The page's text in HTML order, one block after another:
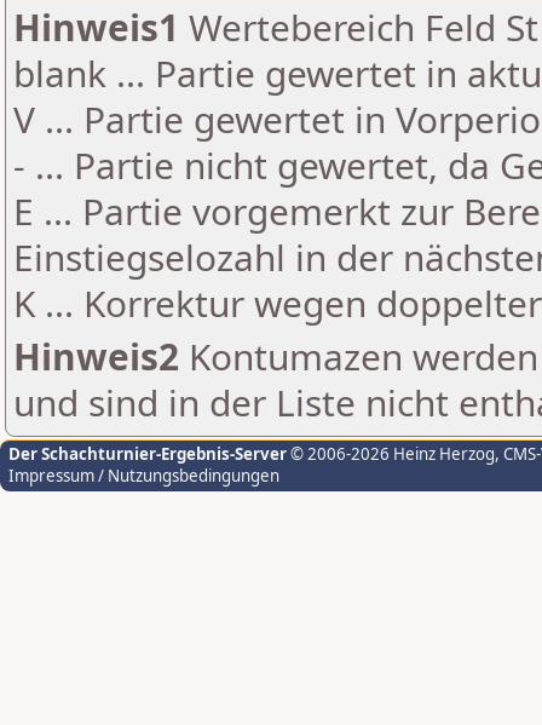
Hinweis1 Wertebereich Feld
blank ... Partie gewertet in
V ... Partie gewertet in
- ... Partie nicht gewertet, da
E ... Partie vorgemerkt zur
Einstiegselozahl in der
K ... Korrektur wegen
Hinweis2 Kontumazen
und sind in der Liste nicht
Der Schachturnier-Ergebnis-Server© 2006-2026 Heinz Herzog,
Impressum / Nutzungsbedingungen